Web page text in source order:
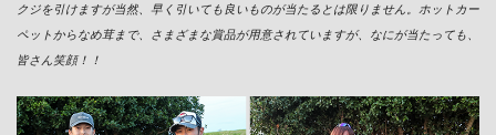
クジを引けますが当然、早く引いても良いものが当たるとは限りません。ホットカー
ペットからなめ茸まで、さまざまな賞品が用意されていますが、なにが当たっても、
皆さん笑顔！！